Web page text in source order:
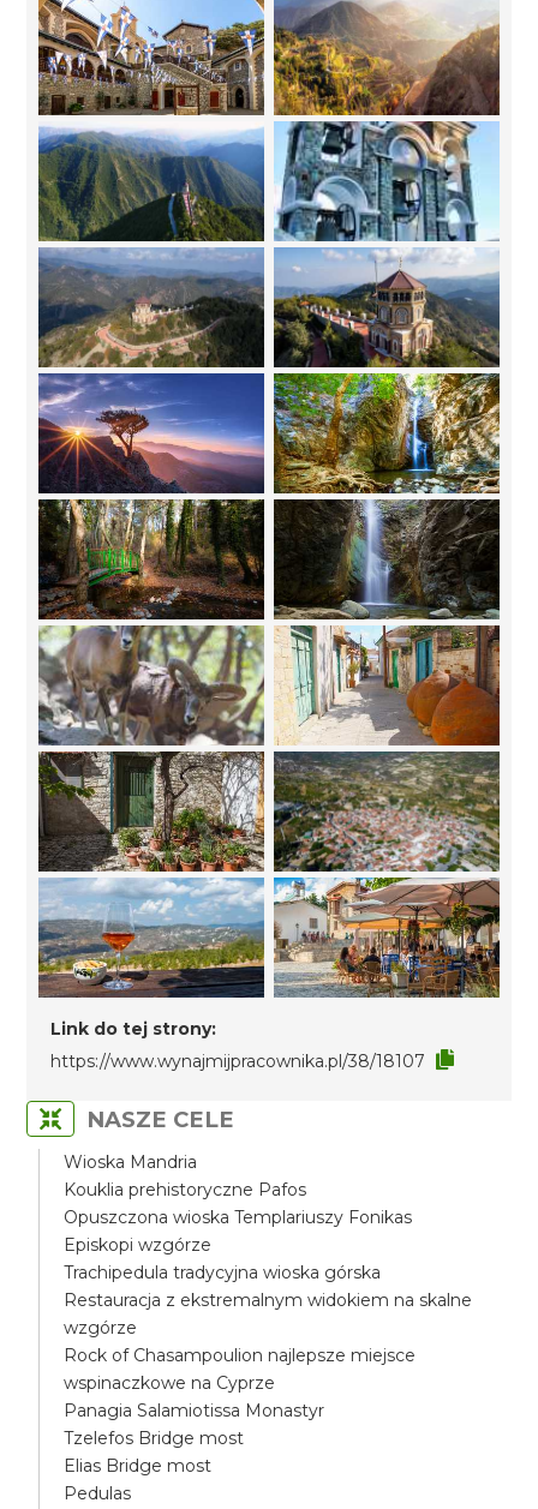
Link do tej strony:
https://www.wynajmijpracownika.pl/38/18107
NASZE CELE
Wioska Mandria
Kouklia prehistoryczne Pafos
Opuszczona wioska Templariuszy Fonikas
Episkopi wzgórze
Trachipedula tradycyjna wioska górska
Restauracja z ekstremalnym widokiem na skalne
wzgórze
Rock of Chasampoulion najlepsze miejsce
wspinaczkowe na Cyprze
Panagia Salamiotissa Monastyr
Tzelefos Bridge most
Elias Bridge most
Pedulas